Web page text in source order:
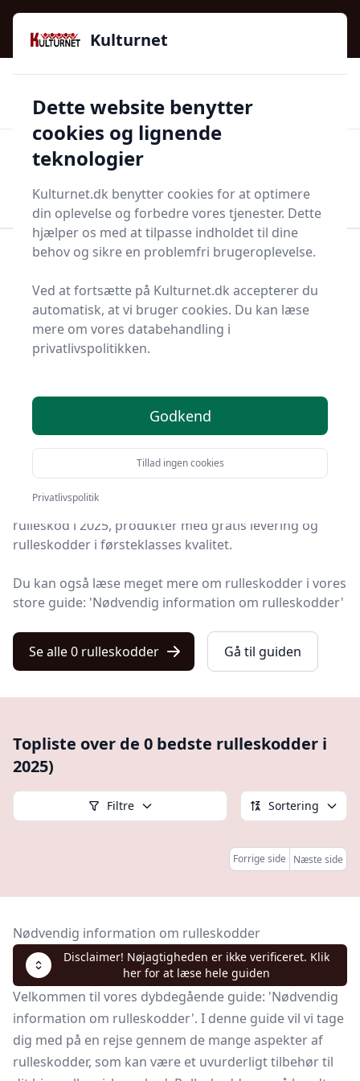
Kulturnet - Alt Det Gode I Livet | Din Kulturguide Siden
2016
97 kategorier 👍Kun godkendte butikker
Start søgning
Bolig og indretning
Møbler
Topliste over de 0
bedste rulleskodder i
Du er landet på Kulturnet, det helt rigtige sted at finde
rulleskodder. Vi har udvalgt de 0 bedste produkter lige
nu, så du er sikret et godt køb!
På vores liste finder du både de de bedste tilbud på
rulleskod i 2025, produkter med gratis levering og
rulleskodder i førsteklasses kvalitet.
Du kan også læse meget mere om rulleskodder i vores
store guide: 'Nødvendig information om rulleskodder'
Se alle 0 rulleskodder Gå til guiden
Topliste over de 0 bedste rulleskodder i
2025)
Filtre Sortering
Forrige side Næste side
Nødvendig information om rulleskodder
Disclaimer! Nøjagtigheden er ikke verificeret. Klik
her for at læse hele guiden
Velkommen til vores dybdegående guide: 'Nødvendig
information om rulleskodder'. I denne guide vil vi tage
dig med på en rejse gennem de mange aspekter af
rulleskodder, som kan være et uvurderligt tilbehør til
Kulturnet
Dette website benytter
cookies og lignende
teknologier
Kulturnet.dk benytter cookies for at optimere
din oplevelse og forbedre vores tjenester. Dette
hjælper os med at tilpasse indholdet til dine
behov og sikre en problemfri brugeroplevelse.
Ved at fortsætte på Kulturnet.dk accepterer du
automatisk, at vi bruger cookies. Du kan læse
mere om vores databehandling i
privatlivspolitikken.
Godkend
Tillad ingen cookies
Privatlivspolitik